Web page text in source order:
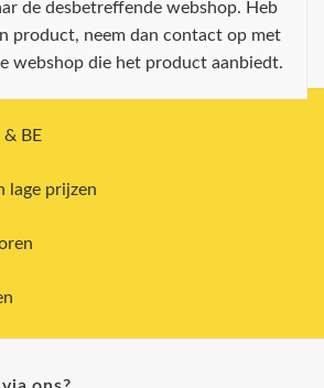
de desbetreffende webshop. Heb
product, neem dan contact op met
webshop die het product aanbiedt.
& BE
lage prijzen